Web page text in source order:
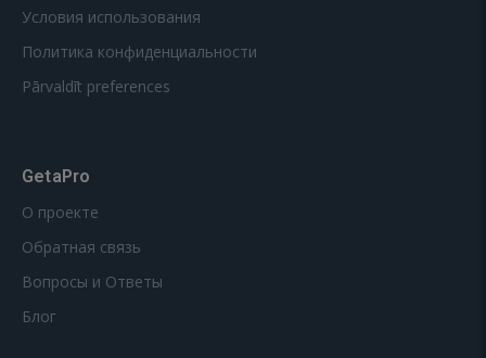
Условия использования
Политика конфиденциальности
Pārvaldīt preferences
GetaPro
О проекте
Обратная связь
Вопросы и Ответы
Блог